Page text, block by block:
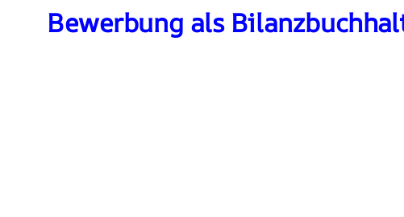
Bewerbung als